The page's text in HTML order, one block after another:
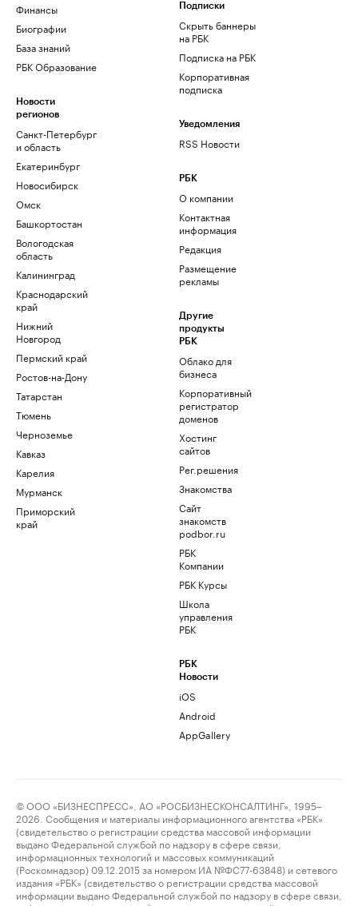
Финансы
Биографии
База знаний
РБК Образование
Новости
регионов
Санкт-Петербург
и область
Екатеринбург
Новосибирск
Омск
Башкортостан
Вологодская
область
Калининград
Краснодарский
край
Нижний
Новгород
Пермский край
Ростов-на-Дону
Татарстан
Тюмень
Черноземье
Кавказ
Карелия
Мурманск
Приморский
край
Подписки
Скрыть баннеры
на РБК
Подписка на РБК
Корпоративная
подписка
Уведомления
RSS Новости
РБК
О компании
Контактная
информация
Редакция
Размещение
рекламы
Другие
продукты
РБК
Облако для
бизнеса
Корпоративный
регистратор
доменов
Хостинг
сайтов
Рег.решения
Знакомства
Сайт
знакомств
podbor.ru
РБК
Компании
РБК Курсы
Школа
управления
РБК
РБК
Новости
iOS
Android
AppGallery
© ООО «БИЗНЕСПРЕСС», АО «РОСБИЗНЕСКОНСАЛТИНГ», 1995–
2026. Сообщения и материалы информационного агентства «РБК»
(свидетельство о регистрации средства массовой информации
выдано Федеральной службой по надзору в сфере связи,
информационных технологий и массовых коммуникаций
(Роскомнадзор) 09.12.2015 за номером ИА №ФС77-63848) и сетевого
издания «РБК» (свидетельство о регистрации средства массовой
информации выдано Федеральной службой по надзору в сфере связи,